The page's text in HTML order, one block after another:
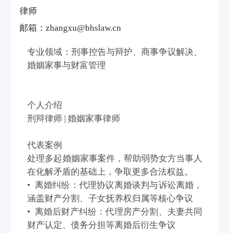
律师
邮箱：zhangxu@bhslaw.cn
专业领域：刑事控告与辩护、商事争议解决、
婚姻家事与财富管理
个人介绍
刑辩律师 | 婚姻家事律师
代表案例
处理多起婚姻家事案件，帮助弱势女方当事人
在化解矛盾的基础上，争取更多合法权益。
• 离婚纠纷：代理协议离婚谈判与诉讼离婚，
涵盖财产分割、子女抚养权归属等核心争议
• 离婚后财产纠纷：代理房产分割、夫妻共同
财产认定、债务分担等离婚后衍生争议